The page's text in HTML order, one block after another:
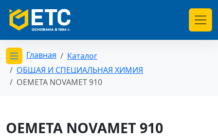
Открыть меню категорий
Главная
Каталог
ОБЩАЯ И СПЕЦИАЛЬНАЯ ХИМИЯ
OEMETA NOVAMET 910
OEMETA NOVAMET 910